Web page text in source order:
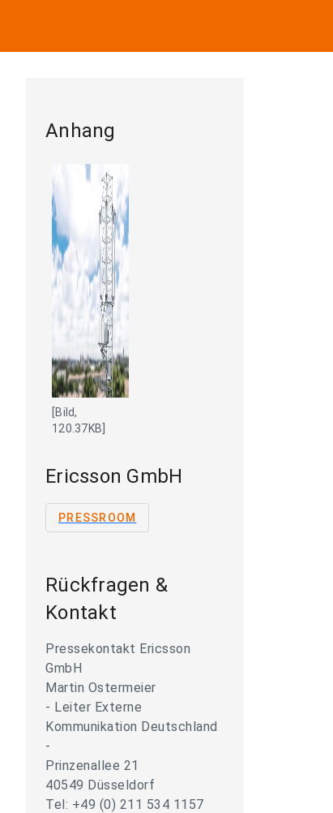
Anhang
[Bild,
120.37KB]
Ericsson GmbH
PRESSROOM
Rückfragen &
Kontakt
Pressekontakt Ericsson
GmbH
Martin Ostermeier
- Leiter Externe
Kommunikation Deutschland
-
Prinzenallee 21
40549 Düsseldorf
Tel: +49 (0) 211 534 1157